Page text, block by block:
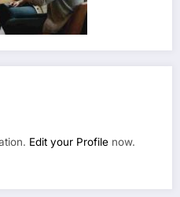
Edit your Profile now.